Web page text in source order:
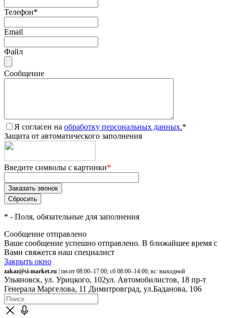
Телефон*
Email
Файл
Сообщение
Я согласен на обработку персональных данных.*
Защита от автоматического заполнения
Введите символы с картинки*
* - Поля, обязательные для заполнения
Сообщение отправлено
Ваше сообщение успешно отправлено. В ближайшее время с
Вами свяжется наш специалист
Закрыть окно
zakaz@si-market.ru | пн-пт 08:00–17:00; сб 08:00–14:00; вс: выходной
Ульяновск, ул. Урицкого, 102ул. Автомобилистов, 18 пр-т
Генерала Маргелова, 11 Димитровград, ул.Баданова, 106